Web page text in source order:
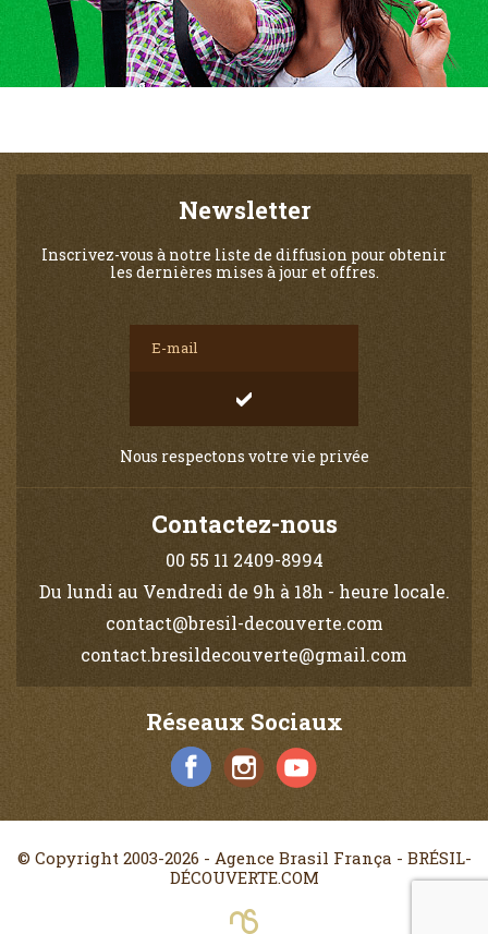
Newsletter
Inscrivez-vous à notre liste de diffusion pour obtenir
les dernières mises à jour et offres.
Nous respectons votre vie privée
Contactez-nous
00 55 11 2409-8994
Du lundi au Vendredi de 9h à 18h - heure locale.
contact@bresil-decouverte.com
contact.bresildecouverte@gmail.com
Réseaux Sociaux
© Copyright 2003-2026 - Agence Brasil França - BRÉSIL-
DÉCOUVERTE.COM